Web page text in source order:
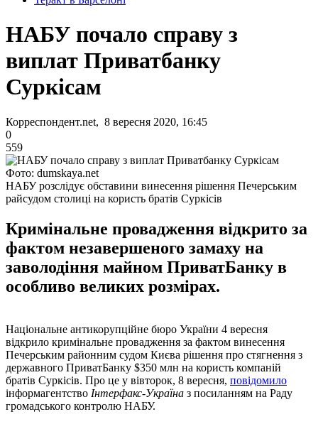
НАБУ почало справу з
виплат Приватбанку
Суркісам
Корреспондент.net, 8 вересня 2020, 16:45
0
559
Фото: dumskaya.net
НАБУ розслідує обставини винесення рішення Печерським
райсудом столиці на користь братів Суркісів
Кримінальне провадження відкрито за
фактом незавершеного замаху на
заволодіння майном ПриватБанку в
особливо великих розмірах.
Національне антикорупційне бюро України 4 вересня
відкрило кримінальне провадження за фактом винесення
Печерським районним судом Києва рішення про стягнення з
державного ПриватБанку $350 млн на користь компаній
братів Суркісів. Про це у вівторок, 8 вересня, повідомило
інформагентство Інтерфакс-Україна з посиланням на Раду
громадського контролю НАБУ.